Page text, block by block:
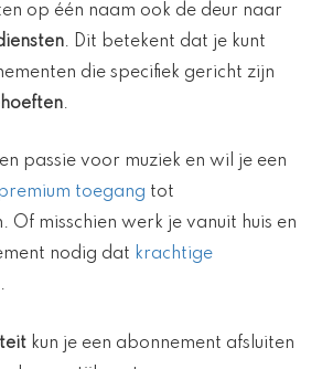
op één naam ook de deur naar
. Dit betekent dat je kunt
die specifiek gericht zijn
.
passie voor muziek en wil je een
toegang tot
Of misschien werk je vanuit huis en
nodig dat krachtige
kun je een abonnement afsluiten